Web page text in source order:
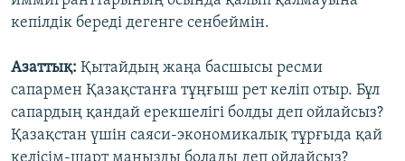
кепілдік береді дегенге сенбеймін.
Азаттық: Қытайдың жаңа басшысы ресми
сапармен Қазақстанға тұңғыш рет келіп отыр. Бұл
сапардың қандай ерекшелігі болды деп ойлайсыз?
Қазақстан үшін саяси-экономикалық тұрғыда қай